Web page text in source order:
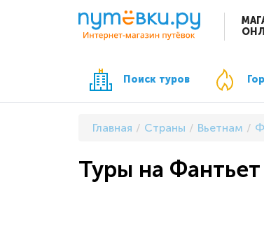
Поиск туров
Главная Страны Вьетнам
Туры на